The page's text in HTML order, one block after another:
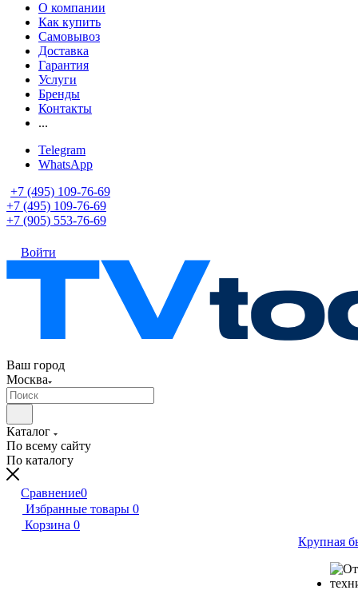
О компании
Как купить
Самовывоз
Доставка
Гарантия
Услуги
Бренды
Контакты
...
Telegram
WhatsApp
+7 (495) 109-76-69
+7 (495) 109-76-69
+7 (905) 553-76-69
Войти
Ваш город
Москва
Каталог
По всему сайту
По каталогу
Сравнение0
Избранные товары 0
Корзина 0
Крупная